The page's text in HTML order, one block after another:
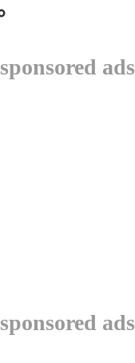
sponsored ads
sponsored ads